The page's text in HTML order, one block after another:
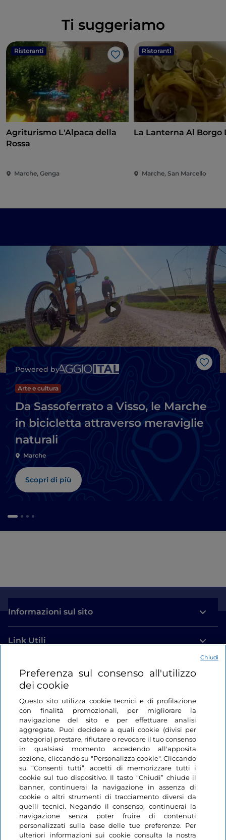
Ti suggeriamo
Ristoranti
Like
Agriturismo L'Alpaca della
Rossa
Marche, Genga
Ristoranti
La Lanterna Al Borgo
Marche, San Marcello
Like
Powered by
Arte e cultura
Da Sassoferrato a Visso, le Marche
in bicicletta attraverso meraviglie
naturali
Marche
Scopri di più
Informazioni sul sito
Link Utili
Login
Restiamo in contatto
Preferenza sul consenso all'utilizzo
dei cookie
Questo sito utilizza cookie tecnici e di profilazione
con finalità promozionali, per migliorare la
navigazione del sito e per effettuare analisi
aggregate. Puoi decidere a quali cookie (divisi per
categoria) prestare, rifiutare o revocare il tuo consenso
in qualsiasi momento accedendo all'apposita
sezione, cliccando su "Personalizza cookie". Cliccando
su “Consenti tutti”, accetti di memorizzare tutti i
cookie sul tuo dispositivo. Il tasto “Chiudi” chiude il
banner, continuerai la navigazione in assenza di
cookie o altri strumenti di tracciamento diversi da
quelli tecnici. Negando il consenso, continuerai la
navigazione senza poter fruire di contenuti
personalizzati sulla base delle tue preferenze. Per
ulteriori informazioni sui cookie consulta la nostra
Chiudi